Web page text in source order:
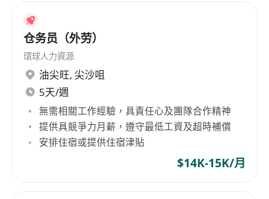
仓务员（外劳）
環球人力資源
油尖旺, 尖沙咀
5天/週
無需相關工作經驗，具責任心及團隊合作精神
提供具競爭力月薪，遵守最低工資及超時補償
安排住宿或提供住宿津貼
$14K-15K/月